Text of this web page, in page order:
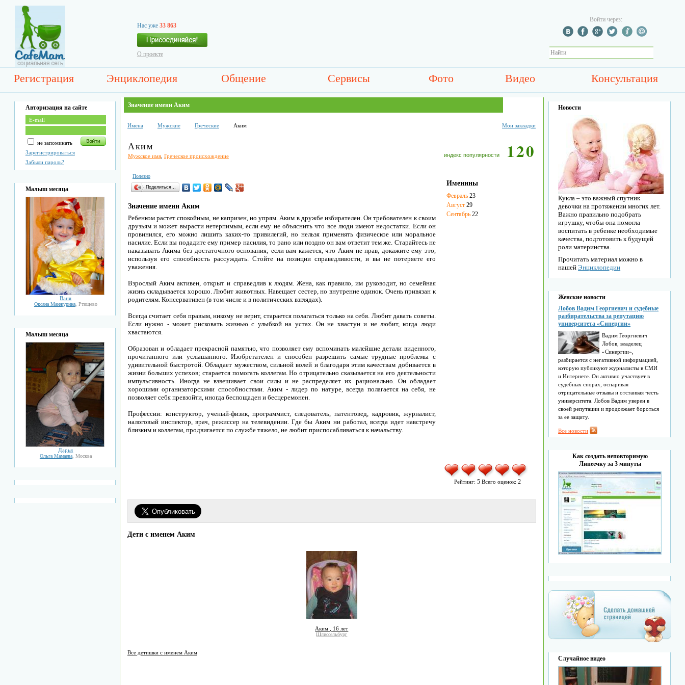
Нас уже 33 863
О проекте
Войти через:
Регистрация Энциклопедия Общение Сервисы Фото Видео Консультация
Авторизация на сайте
не запоминать
Зарегистрироваться
Забыли пароль?
Малыш месяца
Ваня
Оксана Манжурина, Ртищево
Малыш месяца
Дарья
Ольга Мамаева, Москва
Значение имени Аким
Имена Мужские Греческие Аким Мои закладки
Аким
Мужское имя, Греческое происхождение индекс популярности 120
Полезно
Поделиться…
Значение имени Аким
Ребенком растет спокойным, не капризен, но упрям. Аким в дружбе избирателен. Он требователен к своим
друзьям и может вырасти нетерпимым, если ему не объяснить что все люди имеют недостатки. Если он
провинился, его можно лишить каких-то привилегий, но нельзя применять физическое или моральное
насилие. Если вы подадите ему пример насилия, то рано или поздно он вам ответит тем же. Старайтесь не
наказывать Акима без достаточного основания; если вам кажется, что Аким не прав, докажите ему это,
используя его способность рассуждать. Стойте на позиции справедливости, и вы не потеряете его
уважения.
Взрослый Аким активен, открыт и справедлив к людям. Жена, как правило, им руководит, но семейная
жизнь складывается хорошо. Любит животных. Навещает сестер, но внутренне одинок. Очень привязан к
родителям. Консервативен (в том числе и в политических взглядах).
Всегда считает себя правым, никому не верит, старается полагаться только на себя. Любит давать советы.
Если нужно - может рисковать жизнью с улыбкой на устах. Он не хвастун и не любит, когда люди
хвастаются.
Образован и обладает прекрасной памятью, что позволяет ему вспоминать малейшие детали виденного,
прочитанного или услышанного. Изобретателен и способен разрешить самые трудные проблемы с
удивительной быстротой. Обладает мужеством, сильной волей и благодаря этим качествам добивается в
жизни больших успехов; старается помогать коллегам. Но отрицательно сказывается на его деятельности
импульсивность. Иногда не взвешивает свои силы и не распределяет их рационально. Он обладает
хорошими организаторскими способностями. Аким - лидер по натуре, всегда полагается на себя, не
позволяет себя превзойти, иногда беспощаден и бесцеремонен.
Профессии: конструктор, ученый-физик, программист, следователь, патентовед, кадровик, журналист,
налоговый инспектор, врач, режиссер на телевидении. Где бы Аким ни работал, всегда идет навстречу
близким и коллегам, продвигается по службе тяжело, не любит приспосабливаться к начальству.
Именины
Февраль23
Август29
Сентябрь22
Рейтинг:5 Всего оценок:2
Дети с именем Аким
Аким , 16 лет
Шлиссельбург
Все детишки с именем Аким
Новости
Кукла – это важный спутник
девочки на протяжении многих лет.
Важно правильно подобрать
игрушку, чтобы она помогла
воспитать в ребенке необходимые
качества, подготовить к будущей
роли материнства.
Прочитать материал можно в
нашейЭнциклопедии
Женские новости
Лобов Вадим Георгиевич и судебные
разбирательства за репутацию
университета «Синергии»
Вадим Георгиевич
Лобов, владелец
«Синергии»,
разбирается с негативной информацией,
которую публикуют журналисты в СМИ
и Интернете. Он активно участвует в
судебных спорах, оспаривая
отрицательные отзывы и отстаивая честь
университета. Лобов Вадим уверен в
своей репутации и продолжает бороться
за ее защиту.
Все новости
Как создать неповторимую
Линеечку за 3 минуты
Случайное видео